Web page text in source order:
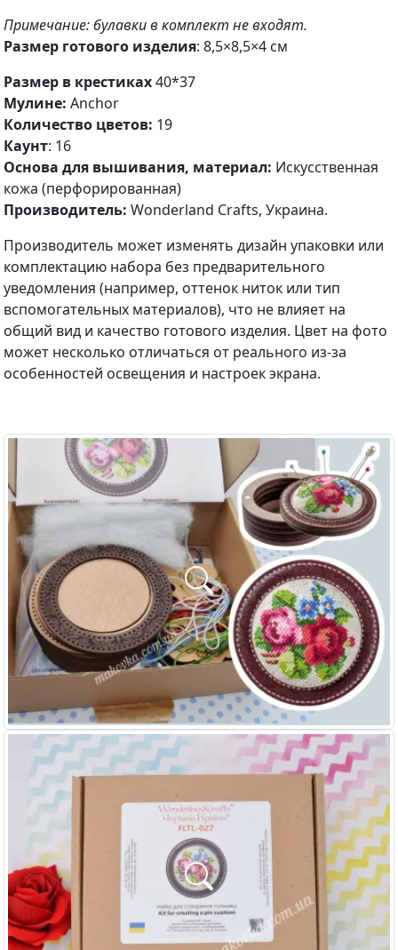
Примечание: булавки в комплект не входят.
Размер готового изделия: 8,5×8,5×4 см
Размер в крестиках40*37
Мулине: Anchor
Количество цветов: 19
Каунт: 16
Основа для вышивания, материал: Искусственная
кожа (перфорированная)
Производитель: Wonderland Crafts, Украина.
Производитель может изменять дизайн упаковки или
комплектацию набора без предварительного
уведомления (например, оттенок ниток или тип
вспомогательных материалов), что не влияет на
общий вид и качество готового изделия. Цвет на фото
может несколько отличаться от реального из-за
особенностей освещения и настроек экрана.